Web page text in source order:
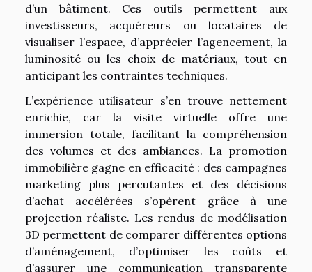
d’un bâtiment. Ces outils permettent aux
investisseurs, acquéreurs ou locataires de
visualiser l’espace, d’apprécier l’agencement, la
luminosité ou les choix de matériaux, tout en
anticipant les contraintes techniques.
L’expérience utilisateur s’en trouve nettement
enrichie, car la visite virtuelle offre une
immersion totale, facilitant la compréhension
des volumes et des ambiances. La promotion
immobilière gagne en efficacité : des campagnes
marketing plus percutantes et des décisions
d’achat accélérées s’opèrent grâce à une
projection réaliste. Les rendus de modélisation
3D permettent de comparer différentes options
d’aménagement, d’optimiser les coûts et
d’assurer une communication transparente